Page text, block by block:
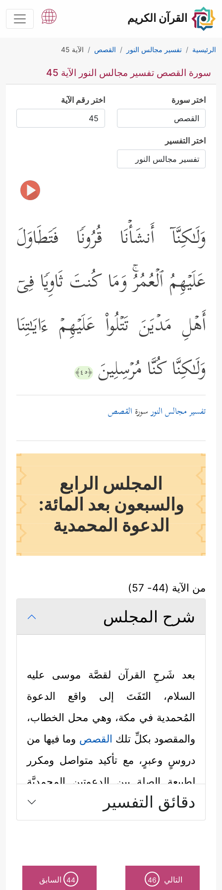
القرآن الكريم
الرئيسية تفسير مجالس النور القصص الآية 45
سورة القصص تفسير مجالس النور الآية 45
اختر سورة اختر رقم الآية
اختر التفسير
وَلَـٰكِنَّاۤ أَنشَأۡنَا قُرُونࣰا فَتَطَاوَلَ
عَلَیۡهِمُ ٱلۡعُمُرُۚ وَمَا كُنتَ ثَاوِیࣰا فِیۤ
أَهۡلِ مَدۡیَنَ تَتۡلُواْ عَلَیۡهِمۡ ءَایَـٰتِنَا
وَلَـٰكِنَّا كُنَّا مُرۡسِلِینَ ﴿٤٥﴾
تفسير مجالس النورسورة القصص
المجلس الرابع
والسبعون بعد المائة:
الدعوة المحمدية
من الآية (44- 57)
شرح المجلس
بعد شَرحِ القرآن لقصَّة موسى عليه
السلام، التَفَتَ إلى واقع الدعوة
المُحمدية في مكة، وهي محل الخطاب،
والمقصود بكلِّ تلك القصص وما فيها من
دروسٍ وعبرٍ، مع تأكيد متواصل ومكرر
لطبيعة الصلة بين الدعوتين المحمديَّة
والموسويَّة وأهميَّتها وخصوصيَّتها، ويمكن
استخلاص المعاني التي وردت في هذا
أولًا: ذكَّر القرآن بمعالم من قصَّة موسى
دقائق التفسير
التالي 46
44 السابق